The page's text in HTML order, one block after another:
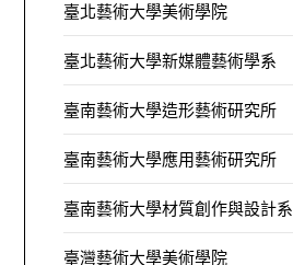
臺北藝術大學美術學院
臺北藝術大學新媒體藝術學系
臺南藝術大學造形藝術研究所
臺南藝術大學應用藝術研究所
臺南藝術大學材質創作與設計系
臺灣藝術大學美術學院